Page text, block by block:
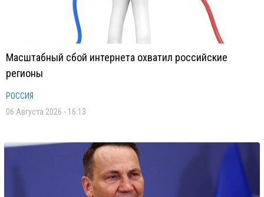
Масштабный сбой интернета охватил российские
регионы
РОССИЯ
06 Августа 2026 - 16:13